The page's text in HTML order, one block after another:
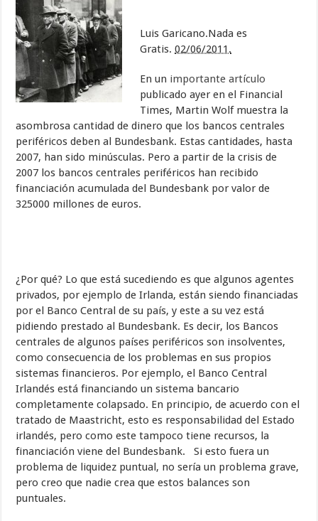
Luis Garicano.Nada es
Gratis. 02/06/2011.
En un importante artículo
publicado ayer en el Financial
Times, Martin Wolf muestra la
asombrosa cantidad de dinero que los bancos centrales
periféricos deben al Bundesbank. Estas cantidades, hasta
2007, han sido minúsculas. Pero a partir de la crisis de
2007 los bancos centrales periféricos han recibido
financiación acumulada del Bundesbank por valor de
325000 millones de euros.
¿Por qué? Lo que está sucediendo es que algunos agentes
privados, por ejemplo de Irlanda, están siendo financiadas
por el Banco Central de su país, y este a su vez está
pidiendo prestado al Bundesbank. Es decir, los Bancos
centrales de algunos países periféricos son insolventes,
como consecuencia de los problemas en sus propios
sistemas financieros. Por ejemplo, el Banco Central
Irlandés está financiando un sistema bancario
completamente colapsado. En principio, de acuerdo con el
tratado de Maastricht, esto es responsabilidad del Estado
irlandés, pero como este tampoco tiene recursos, la
financiación viene del Bundesbank. Si esto fuera un
problema de liquidez puntual, no sería un problema grave,
pero creo que nadie crea que estos balances son
puntuales.